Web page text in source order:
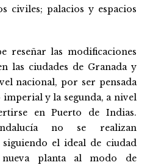
civiles; palacios y espacios
reseñar las modificaciones
las ciudades de Granada y
nacional, por ser pensada
y la segunda, a nivel
en Puerto de Indias.
no se realizan
el ideal de ciudad
planta al modo de